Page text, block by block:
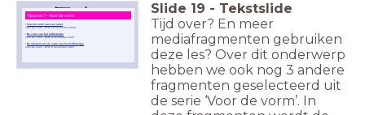
Tijd over? - Voor de vorm
•Voor de vorm van een stoel
Voor de vorm - NTR, 22 november 2020
•De vorm van het koffiekopje
Voor de vorm - NTR, 8 november 2020
•De invloed van de vorm van het koffiekopje
Voor de vorm - NTR, 8 november 2020
Slide 19 - Tekstslide
Tijd over? En meer
mediafragmenten gebruiken
deze les? Over dit onderwerp
hebben we ook nog 3 andere
fragmenten geselecteerd uit
de serie ‘Voor de vorm’. In